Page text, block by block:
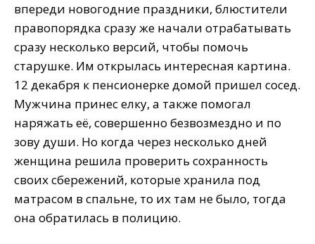
впереди новогодние праздники, блюстители
правопорядка сразу же начали отрабатывать
сразу несколько версий, чтобы помочь
старушке. Им открылась интересная картина.
12 декабря к пенсионерке домой пришел сосед.
Мужчина принес елку, а также помогал
наряжать её, совершенно безвозмездно и по
зову души. Но когда через несколько дней
женщина решила проверить сохранность
своих сбережений, которые хранила под
матрасом в спальне, то их там не было, тогда
она обратилась в полицию.